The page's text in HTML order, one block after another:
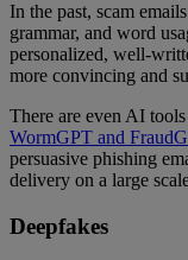
In the past, scam
grammar, and word
personalized, well-
more convincing and
There are even AI
WormGPT and
persuasive phishing
delivery on a large
Deepfakes